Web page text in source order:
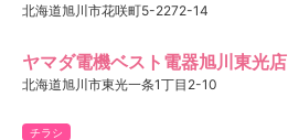
北海道旭川市花咲町5-2272-14
ヤマダ電機ベスト電器旭川東光店
北海道旭川市東光一条1丁目2-10
チラシ